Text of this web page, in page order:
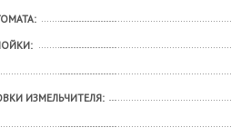
ИЗМЕЛЬЧИТЕЛЯ: